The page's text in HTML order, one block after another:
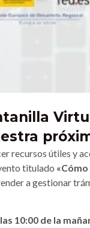
recursos útiles y
titulado
a gestionar
10:00 de la